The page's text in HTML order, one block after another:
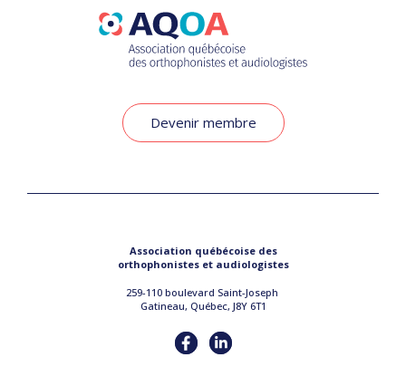
Devenir membre
Association québécoise des
orthophonistes et audiologistes
259-110 boulevard Saint-Joseph
Gatineau, Québec, J8Y 6T1